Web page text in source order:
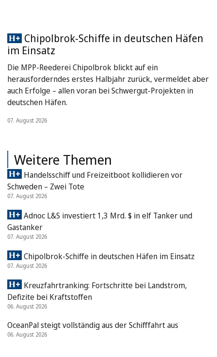
Chipolbrok-Schiffe in deutschen Häfen
im Einsatz
Die MPP-Reederei Chipolbrok blickt auf ein
herausforderndes erstes Halbjahr zurück, vermeldet aber
auch Erfolge – allen voran bei Schwergut-Projekten in
deutschen Häfen.
07. August 2026
Weitere Themen
Handelsschiff und Freizeitboot kollidieren vor
Schweden – Zwei Tote
07. August 2026
Adnoc L&S investiert 1,3 Mrd. $ in elf Tanker und
Gastanker
07. August 2026
Chipolbrok-Schiffe in deutschen Häfen im Einsatz
07. August 2026
Kreuzfahrtranking: Fortschritte bei Landstrom,
Defizite bei Kraftstoffen
06. August 2026
OceanPal steigt vollständig aus der Schifffahrt aus
06. August 2026